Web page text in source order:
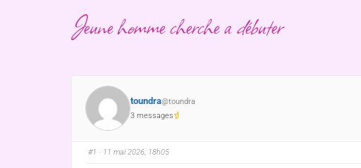
Jeune homme cherche a débuter
toundra@toundra
3 messages
#1 · 11 mai 2026, 18h05